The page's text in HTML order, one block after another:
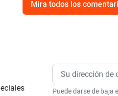
Mira todos los
Puede darse de baja